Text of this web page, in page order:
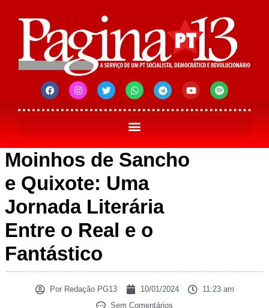
Moinhos de Sancho
e Quixote: Uma
Jornada Literária
Entre o Real e o
Fantástico
PorRedação PG13 10/01/2024
11:23 am
Sem Comentários